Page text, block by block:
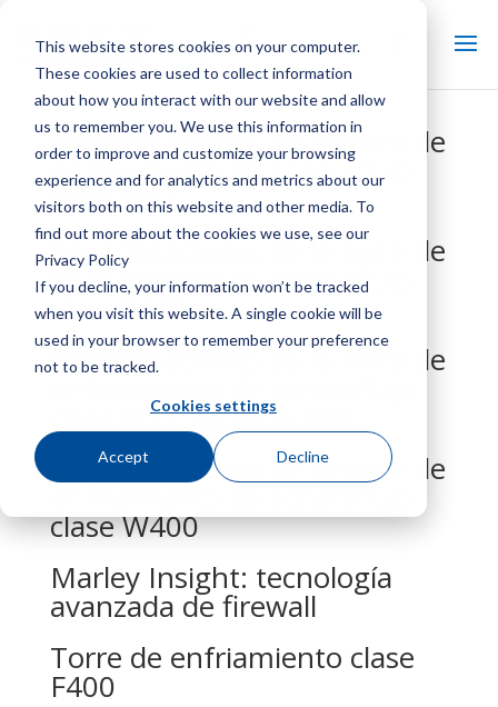
This website stores cookies on your computer.
These cookies are used to collect information
about how you interact with our website and allow
us to remember you. We use this information in
order to improve and customize your browsing
experience and for analytics and metrics about our
visitors both on this website and other media. To
find out more about the cookies we use, see our
Privacy Policy
If you decline, your information won’t be tracked
when you visit this website. A single cookie will be
used in your browser to remember your preference
not to be tracked.
Cookies settings
Accept Decline
Especificaciones de la torre de
enfriamiento de contraflujo
clase 800
Especificaciones de la torre de
enfriamiento de contraflujo
clase F400
Especificaciones de la torre de
clase 800: agua de mar
Especificaciones de la torre de
clase W400
Marley Insight: tecnología
avanzada de firewall
Torre de enfriamiento clase
F400